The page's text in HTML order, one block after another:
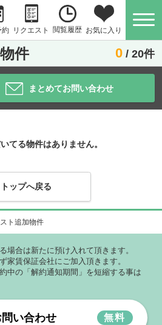
約 リクエスト 閲覧履歴 お気に入り
件 0 / 20件
まとめてお問い合わせ
てる物件はありません。
トップへ戻る
ト追加物件
場合は新たに預け入れて頂きます。
家賃保証会社にご加入頂きます。
中の「解約通知期間」を短縮する事は
い合わせ 無料